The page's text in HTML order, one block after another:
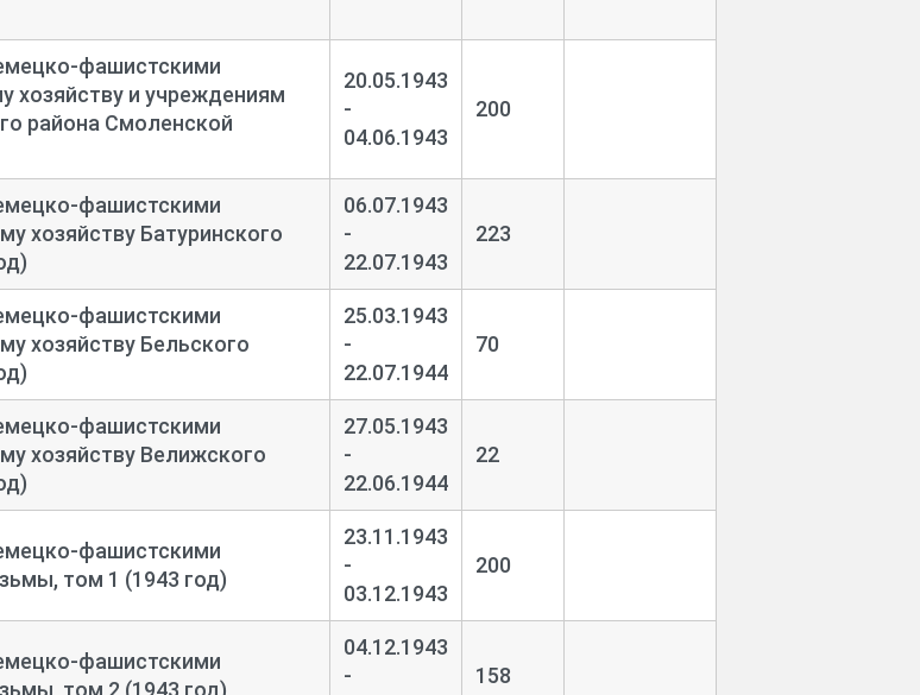
фашистскими
хозяйству и учреждениям
района Смоленской
20.05.1943
-
04.06.1943
200
фашистскими
хозяйству Батуринского
06.07.1943
-
22.07.1943
223
фашистскими
хозяйству Бельского
25.03.1943
-
22.07.1944
70
фашистскими
хозяйству Велижского
27.05.1943
-
22.06.1944
22
фашистскими
том 1 (1943 год)
23.11.1943
-
03.12.1943
200
фашистскими
том 2 (1943 год)
04.12.1943
-
158